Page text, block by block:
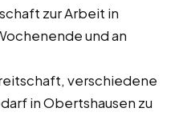
zur Arbeit in
und an
verschiedene
in Obertshausen zu